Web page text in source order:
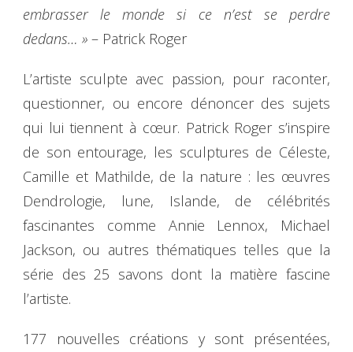
embrasser le monde si ce n’est se perdre
dedans… » – Patrick Roger
L’artiste sculpte avec passion, pour raconter,
questionner, ou encore dénoncer des sujets
qui lui tiennent à cœur. Patrick Roger s’inspire
de son entourage, les sculptures de Céleste,
Camille et Mathilde, de la nature : les œuvres
Dendrologie, lune, Islande, de célébrités
fascinantes comme Annie Lennox, Michael
Jackson, ou autres thématiques telles que la
série des 25 savons dont la matière fascine
l’artiste.
177 nouvelles créations y sont présentées,